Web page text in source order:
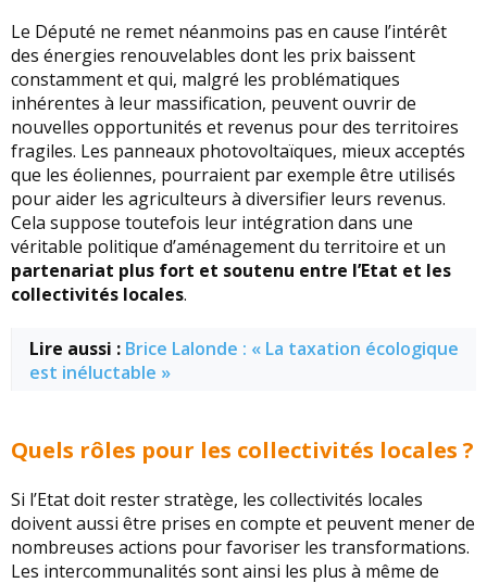
Le Député ne remet néanmoins pas en cause l’intérêt
des énergies renouvelables dont les prix baissent
constamment et qui, malgré les problématiques
inhérentes à leur massification, peuvent ouvrir de
nouvelles opportunités et revenus pour des territoires
fragiles. Les panneaux photovoltaïques, mieux acceptés
que les éoliennes, pourraient par exemple être utilisés
pour aider les agriculteurs à diversifier leurs revenus.
Cela suppose toutefois leur intégration dans une
véritable politique d’aménagement du territoire et un
partenariat plus fort et soutenu entre l’Etat et les
collectivités locales.
Lire aussi : Brice Lalonde : « La taxation écologique
est inéluctable »
Quels rôles pour les collectivités locales ?
Si l’Etat doit rester stratège, les collectivités locales
doivent aussi être prises en compte et peuvent mener de
nombreuses actions pour favoriser les transformations.
Les intercommunalités sont ainsi les plus à même de